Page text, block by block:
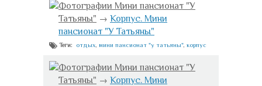
Фотографии Мини пансионат "У
Татьяны" → Корпус. Мини
пансионат "У Татьяны"
Теги: отдых мини пансионат "у татьяны", корпус
Фотографии Мини пансионат "У
Татьяны" → Корпус. Мини